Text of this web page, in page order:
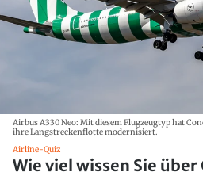
Airbus A330 Neo: Mit diesem Flugzeugtyp hat
ihre Langstreckenflotte modernisiert.
Airline-Quiz
Wie viel wissen Sie über